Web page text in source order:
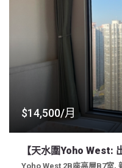
$14,500/月
【天水圍Yoho West:
Yoho West 2B座高層B7室,